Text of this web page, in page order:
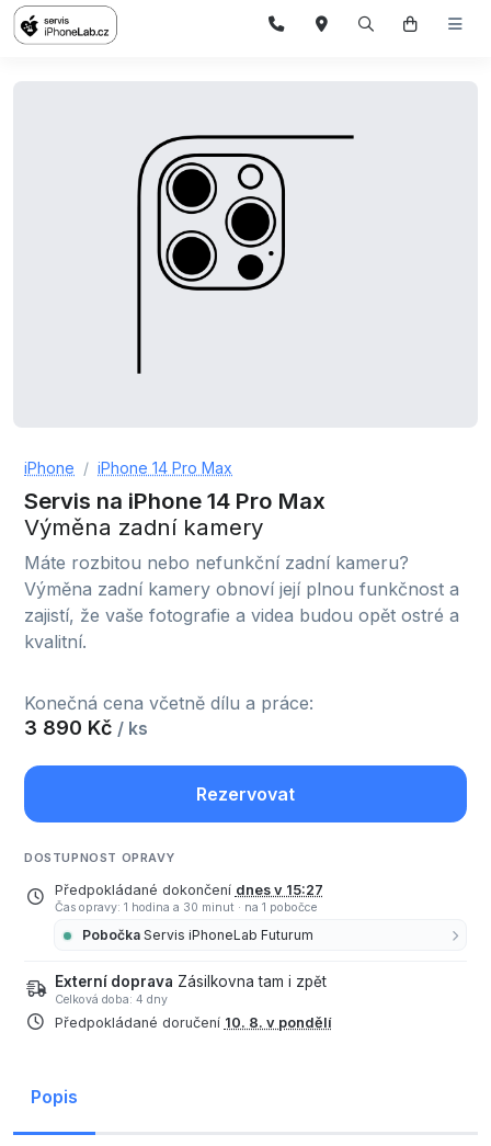
iPhone iPhone 14 Pro Max
Servis na iPhone 14 Pro Max
Výměna zadní kamery
Máte rozbitou nebo nefunkční zadní kameru?
Výměna zadní kamery obnoví její plnou funkčnost a
zajistí, že vaše fotografie a videa budou opět ostré a
kvalitní.
Konečná cena včetně dílu a práce:
3 890 Kč / ks
Rezervovat
DOSTUPNOST OPRAVY
Předpokládané dokončení dnes v 15:27
Čas opravy: 1 hodina a 30 minut · na 1 pobočce
Pobočka Servis iPhoneLab Futurum
Externí doprava Zásilkovna tam i zpět
Celková doba: 4 dny
Předpokládané doručení 10. 8. v pondělí
Popis